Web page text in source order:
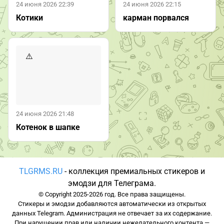
24 июня 2026 22:39
Котики
24 июня 2026 22:15
карман порвался
24 июня 2026 21:48
Котенок в шапке
TLGRMS.RU - коллекция премиальных стикеров и
эмодзи для Телеграма.
© Copyright 2025-2026 год. Все права защищены.
Стикеры и эмодзи добавляются автоматически из открытых
данных Telegram. Администрация не отвечает за их содержание.